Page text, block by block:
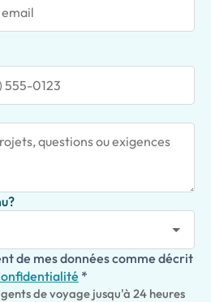
de mes données comme décrit
*
de voyage jusqu'à 24 heures